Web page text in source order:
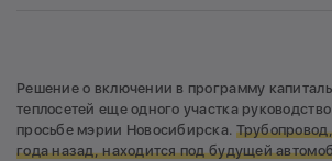
Решение о включении в программу
теплосетей еще одного участка
просьбе мэрии Новосибирска.
года назад, находится под будущей